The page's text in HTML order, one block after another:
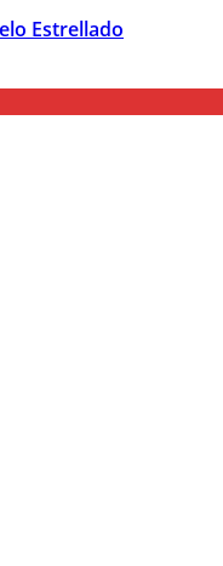
Estrellado